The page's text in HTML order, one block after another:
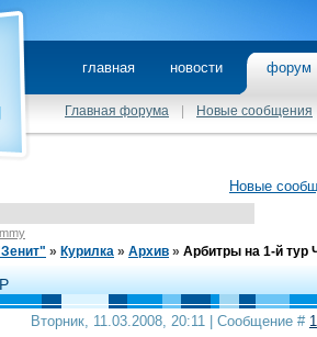
главная новости
Главная форума Новые сообщения
Новые
» Курилка » Архив » Арбитры на 1-й тур
Вторник, 11.03.2008, 20:11 | Сообщение # 1